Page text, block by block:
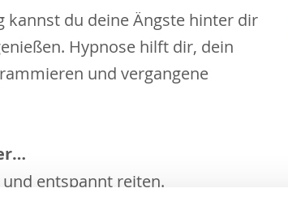
du deine Ängste hinter dir
Hypnose hilft dir, dein
und vergangene
entspannt reiten.